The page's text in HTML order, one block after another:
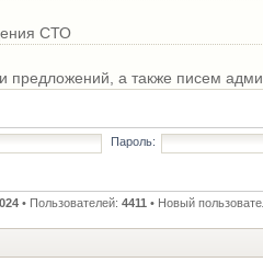
СТО
предложений, а также писем
Пароль:
• Пользователей: 4411 • Новый